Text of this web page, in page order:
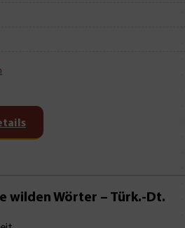
wilden Wörter – Türk.-Dt.